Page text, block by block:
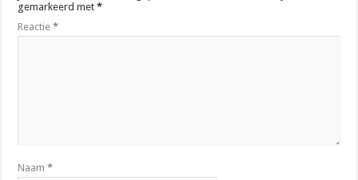
gemarkeerd met*
Reactie*
Naam*